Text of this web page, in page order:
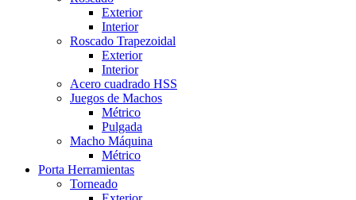
Exterior
Interior
Roscado Trapezoidal
Exterior
Interior
Acero cuadrado HSS
Juegos de Machos
Métrico
Pulgada
Macho Máquina
Métrico
Porta Herramientas
Torneado